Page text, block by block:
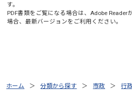
す。
PDF書類をご覧になる場合は、 Adobe Reader
場合、最新バージョンをご利用ください。
ホーム 分類から探す 市政
行